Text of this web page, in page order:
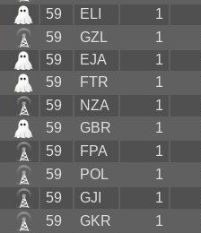
59 ELI
1
59 GZL 1
59 EJA 1
59 FTR 1
59 NZA 1
59 GBR 1
59 FPA 1
59 POL 1
59 GJI 1
59 GKR 1